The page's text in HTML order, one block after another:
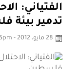
الفتياني:
تدمير بيئة
28 مايو، 2012 - 06:05pm